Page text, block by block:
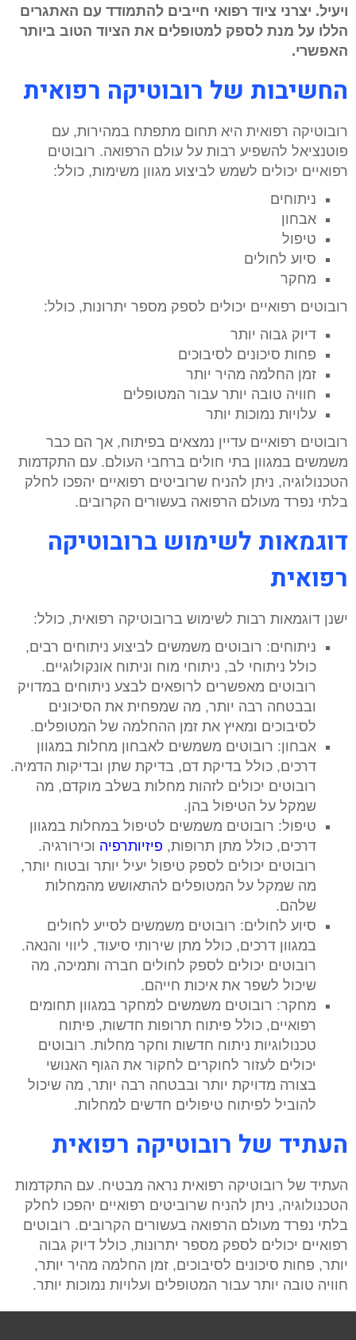
ויעיל. יצרני ציוד רפואי חייבים להתמודד עם האתגרים
הללו על מנת לספק למטופלים את הציוד הטוב ביותר
האפשרי.
החשיבות של רובוטיקה רפואית
רובוטיקה רפואית היא תחום מתפתח במהירות, עם
פוטנציאל להשפיע רבות על עולם הרפואה. רובוטים
רפואיים יכולים לשמש לביצוע מגוון משימות, כולל:
ניתוחים
אבחון
טיפול
סיוע לחולים
מחקר
רובוטים רפואיים יכולים לספק מספר יתרונות, כולל:
דיוק גבוה יותר
פחות סיכונים לסיבוכים
זמן החלמה מהיר יותר
חוויה טובה יותר עבור המטופלים
עלויות נמוכות יותר
רובוטים רפואיים עדיין נמצאים בפיתוח, אך הם כבר
משמשים במגוון בתי חולים ברחבי העולם. עם התקדמות
הטכנולוגיה, ניתן להניח שרוביטים רפואיים יהפכו לחלק
בלתי נפרד מעולם הרפואה בעשורים הקרובים.
דוגמאות לשימוש ברובוטיקה
רפואית
ישנן דוגמאות רבות לשימוש ברובוטיקה רפואית, כולל:
ניתוחים: רובוטים משמשים לביצוע ניתוחים רבים,
כולל ניתוחי לב, ניתוחי מוח וניתוח אונקולוגיים.
רובוטים מאפשרים לרופאים לבצע ניתוחים במדויק
ובבטחה רבה יותר, מה שמפחית את הסיכונים
לסיבוכים ומאיץ את זמן ההחלמה של המטופלים.
אבחון: רובוטים משמשים לאבחון מחלות במגוון
דרכים, כולל בדיקת דם, בדיקת שתן ובדיקות הדמיה.
רובוטים יכולים לזהות מחלות בשלב מוקדם, מה
שמקל על הטיפול בהן.
טיפול: רובוטים משמשים לטיפול במחלות במגוון
דרכים, כולל מתן תרופות, פיזיותרפיה וכירורגיה.
רובוטים יכולים לספק טיפול יעיל יותר ובטוח יותר,
מה שמקל על המטופלים להתאושש מהמחלות
שלהם.
סיוע לחולים: רובוטים משמשים לסייע לחולים
במגוון דרכים, כולל מתן שירותי סיעוד, ליווי והנאה.
רובוטים יכולים לספק לחולים חברה ותמיכה, מה
שיכול לשפר את איכות חייהם.
מחקר: רובוטים משמשים למחקר במגוון תחומים
רפואיים, כולל פיתוח תרופות חדשות, פיתוח
טכנולוגיות ניתוח חדשות וחקר מחלות. רובוטים
יכולים לעזור לחוקרים לחקור את הגוף האנושי
בצורה מדויקת יותר ובבטחה רבה יותר, מה שיכול
להוביל לפיתוח טיפולים חדשים למחלות.
העתיד של רובוטיקה רפואית
העתיד של רובוטיקה רפואית נראה מבטיח. עם התקדמות
הטכנולוגיה, ניתן להניח שרוביטים רפואיים יהפכו לחלק
בלתי נפרד מעולם הרפואה בעשורים הקרובים. רובוטים
רפואיים יכולים לספק מספר יתרונות, כולל דיוק גבוה
יותר, פחות סיכונים לסיבוכים, זמן החלמה מהיר יותר,
חוויה טובה יותר עבור המטופלים ועלויות נמוכות יותר.